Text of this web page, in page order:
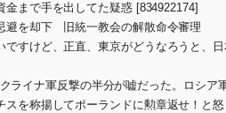
金まで手を出してた疑惑 [834922174]
避を却下 旧統一教会の解散命令審理
ですけど、正直、東京がどうなろうと、
ライナ軍反撃の半分が嘘だった。ロシ
スを称揚してポーランドに勲章返せ！と